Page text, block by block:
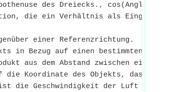
des Dreiecks., cos(Angle)
ein Verhältnis als Eingabe
einer Referenzrichtung.
in Bezug auf einen bestimmten Punkt ist
dem Abstand zwischen einem Quelle-
Koordinate des Objekts, das sich von
die Geschwindigkeit der Luft weit vor